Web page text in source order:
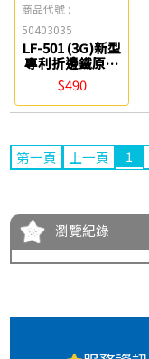
商品代號 :
50403035
LF-501 (3G)新型
專利折邊鐵原子
夾腳 Life
$490
第一頁 上一頁 1
瀏覽紀錄